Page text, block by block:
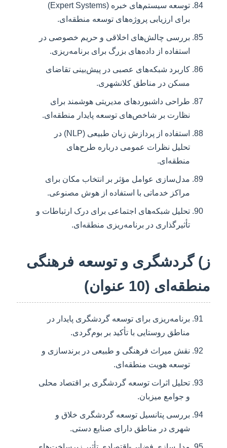
توسعه سیستم‌های خبره (Expert Systems)
برای ارزیابی پروژه‌های توسعه منطقه‌ای.
بررسی چالش‌های اخلاقی و حریم خصوصی در
استفاده از داده‌های بزرگ برای برنامه‌ریزی.
کاربرد شبکه‌های عصبی در پیش‌بینی تقاضای
مسکن در مناطق کلانشهری.
طراحی داشبوردهای مدیریتی هوشمند برای
نظارت بر شاخص‌های توسعه پایدار منطقه‌ای.
استفاده از پردازش زبان طبیعی (NLP) در
تحلیل نظرات عمومی درباره طرح‌های
منطقه‌ای.
مدل‌سازی عوامل مؤثر بر انتخاب مکان برای
مراکز خدماتی با استفاده از هوش مصنوعی.
تحلیل شبکه‌های اجتماعی برای درک ارتباطات و
تأثیرگذاری در برنامه‌ریزی منطقه‌ای.
ز) گردشگری و توسعه فرهنگی
منطقه‌ای (10 عنوان)
برنامه‌ریزی برای توسعه گردشگری پایدار در
مناطق روستایی با تأکید بر بوم‌گردی.
نقش میراث فرهنگی و طبیعی در برندسازی و
توسعه هویت منطقه‌ای.
تحلیل اثرات توسعه گردشگری بر اقتصاد محلی
و جوامع میزبان.
بررسی پتانسیل توسعه گردشگری خلاق و
شهری در مناطق دارای صنایع دستی.